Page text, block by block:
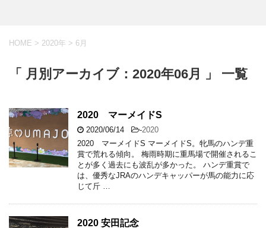
HOME > 2020年 > 6月
「 月別アーカイブ：2020年06月 」 一覧
2020 マーメイドS
2020/06/14 -2020
2020 マーメイドS マーメイドS。牝馬のハンデ重
賞で荒れる傾向。 梅雨時期に重馬場で開催されるこ
とが多く過去にも波乱が多かった。 ハンデ重賞で
は、優秀なJRAのハンデキャッパーが馬の能力に応
じて斤 …
2020 安田記念